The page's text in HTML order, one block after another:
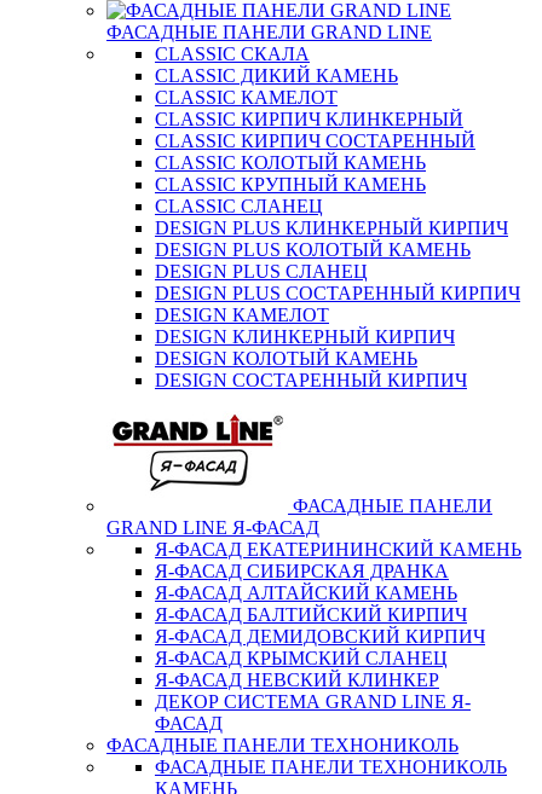
ФАСАДНЫЕ ПАНЕЛИ GRAND LINE
CLASSIC СКАЛА
CLASSIC ДИКИЙ КАМЕНЬ
CLASSIC КАМЕЛОТ
CLASSIC КИРПИЧ КЛИНКЕРНЫЙ
CLASSIC КИРПИЧ СОСТАРЕННЫЙ
CLASSIC КОЛОТЫЙ КАМЕНЬ
CLASSIC КРУПНЫЙ КАМЕНЬ
CLASSIC СЛАНЕЦ
DESIGN PLUS КЛИНКЕРНЫЙ КИРПИЧ
DESIGN PLUS КОЛОТЫЙ КАМЕНЬ
DESIGN PLUS СЛАНЕЦ
DESIGN PLUS СОСТАРЕННЫЙ КИРПИЧ
DESIGN КАМЕЛОТ
DESIGN КЛИНКЕРНЫЙ КИРПИЧ
DESIGN КОЛОТЫЙ КАМЕНЬ
DESIGN СОСТАРЕННЫЙ КИРПИЧ
ФАСАДНЫЕ ПАНЕЛИ
GRAND LINE Я-ФАСАД
Я-ФАСАД ЕКАТЕРИНИНСКИЙ КАМЕНЬ
Я-ФАСАД СИБИРСКАЯ ДРАНКА
Я-ФАСАД АЛТАЙСКИЙ КАМЕНЬ
Я-ФАСАД БАЛТИЙСКИЙ КИРПИЧ
Я-ФАСАД ДЕМИДОВСКИЙ КИРПИЧ
Я-ФАСАД КРЫМСКИЙ СЛАНЕЦ
Я-ФАСАД НЕВСКИЙ КЛИНКЕР
ДЕКОР СИСТЕМА GRAND LINE Я-
ФАСАД
ФАСАДНЫЕ ПАНЕЛИ ТЕХНОНИКОЛЬ
ФАСАДНЫЕ ПАНЕЛИ ТЕХНОНИКОЛЬ
КАМЕНЬ